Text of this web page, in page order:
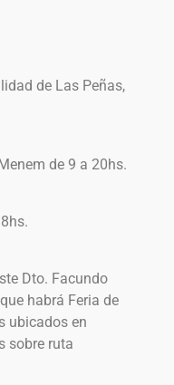
de Las Peñas,
de 9 a 20hs.
Dto. Facundo
habrá Feria de
ubicados en
sobre ruta